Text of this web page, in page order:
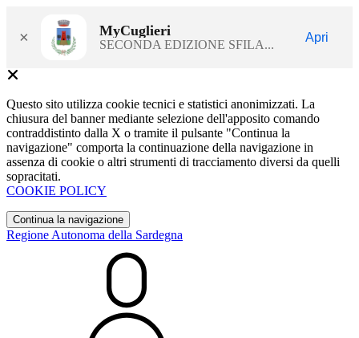
× MyCuglieri
SECONDA EDIZIONE SFILA...
Apri
Questo sito utilizza cookie tecnici e statistici anonimizzati. La
chiusura del banner mediante selezione dell'apposito comando
contraddistinto dalla X o tramite il pulsante "Continua la
navigazione" comporta la continuazione della navigazione in
assenza di cookie o altri strumenti di tracciamento diversi da quelli
sopracitati.
COOKIE POLICY
Continua la navigazione
Regione Autonoma della Sardegna